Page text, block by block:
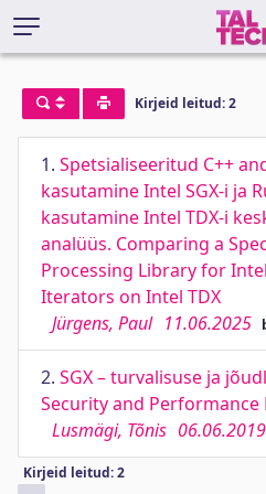
Kirjeid leitud: 2
1. Spetsialiseeritud C++
kasutamine Intel SGX-i ja
kasutamine Intel TDX-i
analüüs. Comparing a
Processing Library for
Iterators on Intel TDX
Jürgens, Paul 11.06.2025
2. SGX – turvalisuse ja
Security and Performance
Lusmägi, Tõnis 06.06.2019
Kirjeid leitud: 2